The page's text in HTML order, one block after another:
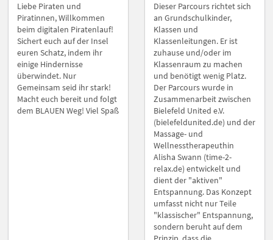
Liebe Piraten und
Piratinnen, Willkommen
beim digitalen Piratenlauf!
Sichert euch auf der Insel
euren Schatz, indem ihr
einige Hindernisse
überwindet. Nur
Gemeinsam seid ihr stark!
Macht euch bereit und folgt
dem BLAUEN Weg! Viel Spaß
Dieser Parcours richtet sich
an Grundschulkinder,
Klassen und
Klassenleitungen. Er ist
zuhause und/oder im
Klassenraum zu machen
und benötigt wenig Platz.
Der Parcours wurde in
Zusammenarbeit zwischen
Bielefeld United e.V.
(bielefeldunited.de) und der
Massage- und
Wellnesstherapeuthin
Alisha Swann (time-2-
relax.de) entwickelt und
dient der "aktiven"
Entspannung. Das Konzept
umfasst nicht nur Teile
"klassischer" Entspannung,
sondern beruht auf dem